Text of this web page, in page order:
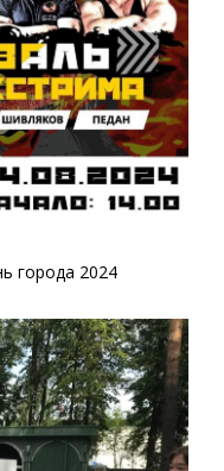
города 2024